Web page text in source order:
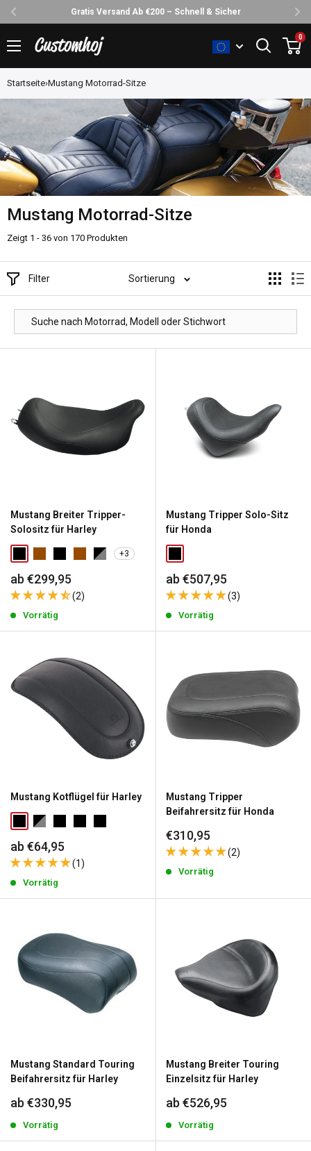
30 Tage Rückgabe Ohne Stress
zum
Inhalt
Customhoj
0
Startseite›Mustang Motorrad-Sitze
Mustang Motorrad-Sitze
Zeigt 1 - 36 von 170 Produkten
Filter Sortierung
Mustang Breiter Tripper-
Solositz für Harley
+3
Sonderpreis
ab €299,95
(2)
Vorrätig
Mustang Tripper Solo-Sitz
für Honda
Sonderpreis
ab €507,95
(3)
Vorrätig
Mustang Kotflügel für Harley
Sonderpreis
ab €64,95
(1)
Vorrätig
Mustang Tripper
Beifahrersitz für Honda
Sonderpreis
€310,95
(2)
Vorrätig
Mustang Standard Touring
Beifahrersitz für Harley
Sonderpreis
ab €330,95
Vorrätig
Mustang Breiter Touring
Einzelsitz für Harley
Sonderpreis
ab €526,95
Vorrätig